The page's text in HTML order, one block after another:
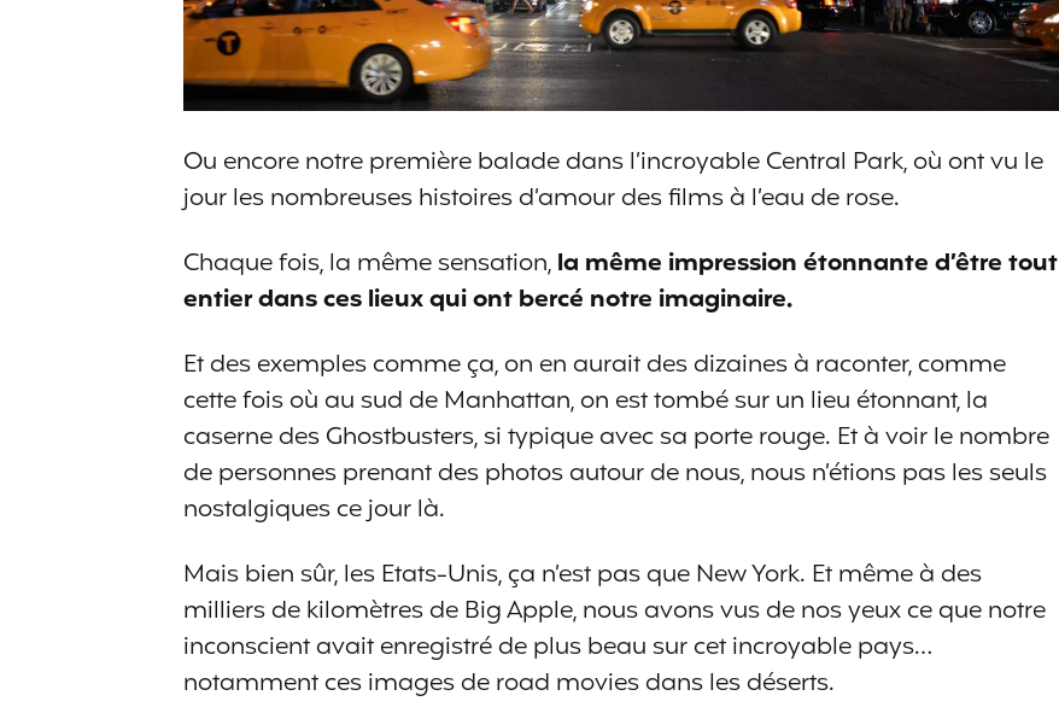
Ou encore notre première balade dans l’incroyable Central Park, où ont vu le
jour les nombreuses histoires d‘amour des films à l’eau de rose.
Chaque fois, la même sensation,la même impression étonnante d’être tout
entier dans ces lieux qui ont bercé notre imaginaire.
Et des exemples comme ça, on en aurait des dizaines à raconter, comme
cette fois où au sud de Manhattan, on est tombé sur un lieu étonnant, la
caserne des Ghostbusters, si typique avec sa porte rouge. Et à voir le nombre
de personnes prenant des photos autour de nous, nous n’étions pas les seuls
nostalgiques ce jour là.
Mais bien sûr, les Etats-Unis, ça n’est pas que New York. Et même à des
milliers de kilomètres de Big Apple, nous avons vus de nos yeux ce que notre
inconscient avait enregistré de plus beau sur cet incroyable pays…
notamment ces images de road movies dans les déserts.